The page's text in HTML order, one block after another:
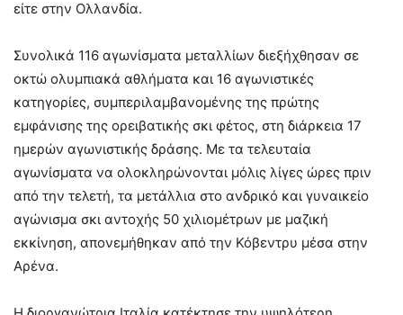
είτε στην Ολλανδία.
Συνολικά 116 αγωνίσματα μεταλλίων διεξήχθησαν σε
οκτώ ολυμπιακά αθλήματα και 16 αγωνιστικές
κατηγορίες, συμπεριλαμβανομένης της πρώτης
εμφάνισης της ορειβατικής σκι φέτος, στη διάρκεια 17
ημερών αγωνιστικής δράσης. Με τα τελευταία
αγωνίσματα να ολοκληρώνονται μόλις λίγες ώρες πριν
από την τελετή, τα μετάλλια στο ανδρικό και γυναικείο
αγώνισμα σκι αντοχής 50 χιλιομέτρων με μαζική
εκκίνηση, απονεμήθηκαν από την Κόβεντρυ μέσα στην
Αρένα.